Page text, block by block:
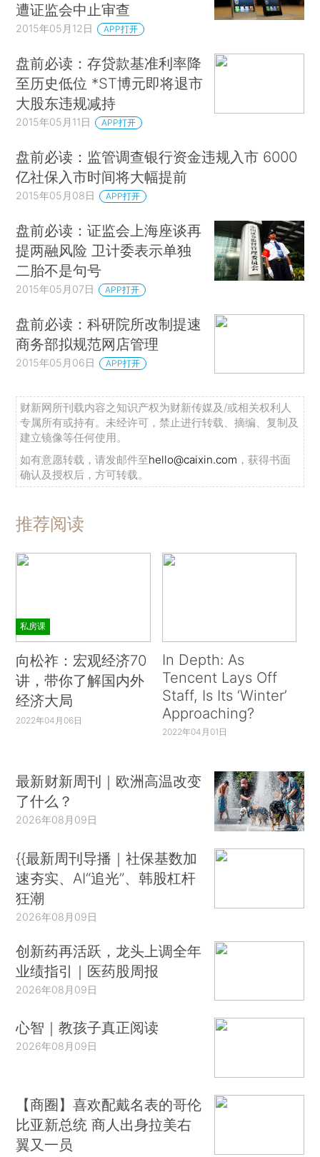
遭证监会中止审查
2015年05月12日 APP打开
盘前必读：存贷款基准利率降
至历史低位 *ST博元即将退市
大股东违规减持
2015年05月11日 APP打开
盘前必读：监管调查银行资金违规入市 6000
亿社保入市时间将大幅提前
2015年05月08日 APP打开
盘前必读：证监会上海座谈再
提两融风险 卫计委表示单独
二胎不是句号
2015年05月07日 APP打开
盘前必读：科研院所改制提速
商务部拟规范网店管理
2015年05月06日 APP打开
财新网所刊载内容之知识产权为财新传媒及/或相关权利人
专属所有或持有。未经许可，禁止进行转载、摘编、复制及
建立镜像等任何使用。
如有意愿转载，请发邮件至hello@caixin.com ，获得书面
确认及授权后，方可转载。
推荐阅读
私房课
向松祚：宏观经济70
讲，带你了解国内外
经济大局
2022年04月06日
In Depth: As
Tencent Lays Off
Staff, Is Its ‘Winter’
Approaching?
2022年04月01日
最新财新周刊｜欧洲高温改变
了什么？
2026年08月09日
{{最新周刊导播｜社保基数加
速夯实、AI“追光”、韩股杠杆
狂潮
2026年08月09日
创新药再活跃，龙头上调全年
业绩指引｜医药股周报
2026年08月09日
心智｜教孩子真正阅读
2026年08月09日
【商圈】喜欢配戴名表的哥伦
比亚新总统 商人出身拉美右
翼又一员